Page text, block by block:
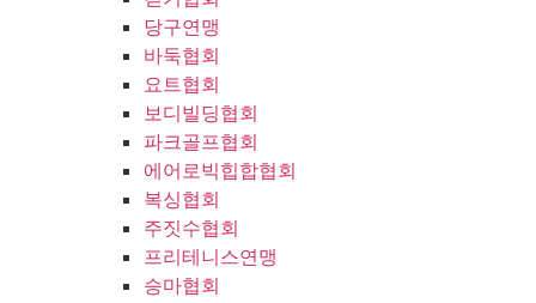
당구연맹
바둑협회
요트협회
보디빌딩협회
파크골프협회
에어로빅힙합협회
복싱협회
주짓수협회
프리테니스연맹
승마협회